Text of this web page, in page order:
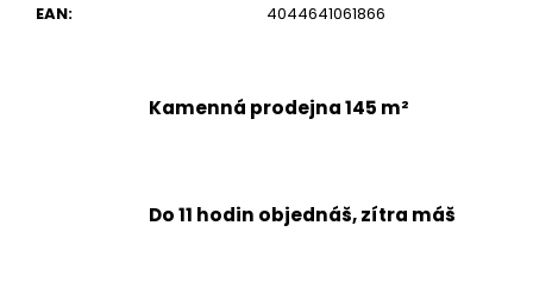
EAN: 4044641061866
Kamenná prodejna 145 m²
Do 11 hodin objednáš, zítra máš
u